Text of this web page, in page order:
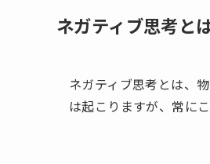
ネガティブ思考と
ネガティブ思考とは、
は起こりますが、常に